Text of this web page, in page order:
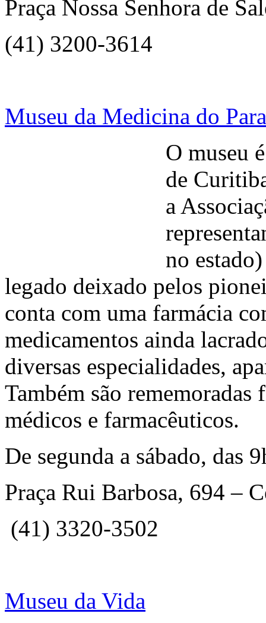
Praça Nossa Senhora de
(41) 3200-3614
Museu da Medicina do
O museu
de
a
no
legado deixado pelos
conta com uma farmácia
medicamentos ainda
diversas especialidades,
Também são
médicos e farmacêuticos.
De segunda a sábado, das
Praça Rui Barbosa, 694 –
(41) 3320-3502
Museu da Vida